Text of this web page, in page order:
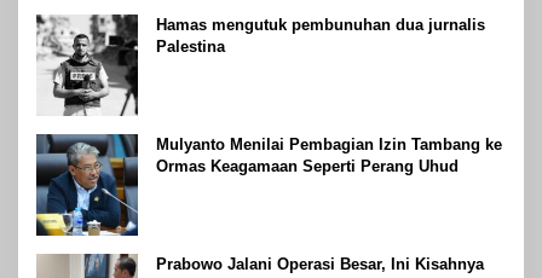
Hamas mengutuk pembunuhan dua jurnalis
Palestina
Mulyanto Menilai Pembagian Izin Tambang ke
Ormas Keagamaan Seperti Perang Uhud
Prabowo Jalani Operasi Besar, Ini Kisahnya